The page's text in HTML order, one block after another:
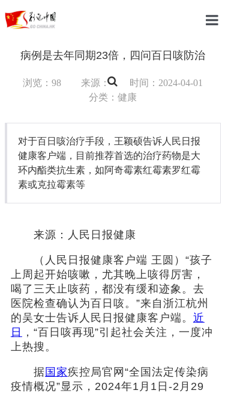
财经
汽车
社会
时尚
旅游
病例是去年同期23倍，四问百日咳防治
浏览：98 来源：
时间：2024-04-01
分类：健康
对于百日咳治疗手段，王颖硕告诉人民日报
健康客户端，目前推荐首选的治疗药物是大
环内酯类抗生素，如阿奇霉素红霉素罗红霉
素或克拉霉素等
来源：人民日报健康
（人民日报健康客户端 王圆）“孩子
上周起开始咳嗽，尤其晚上咳得厉害，
喝了三天止咳药，都没有缓和迹象。去
医院检查确认为百日咳。”来自浙江杭州
的吴女士告诉人民日报健康客户端。 近
日
，“百日咳再现”引起社会关注，一度冲
上热搜。
据 国家疾控局官网“全国法定传染病
疫情概况”显示，2024年1月1日-2月29